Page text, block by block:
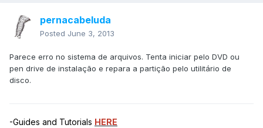
pernacabeluda
Posted June 3, 2013
Parece erro no sistema de arquivos. Tenta iniciar pelo DVD ou
pen drive de instalação e repara a partição pelo utilitário de
disco.
-Guides and Tutorials HERE